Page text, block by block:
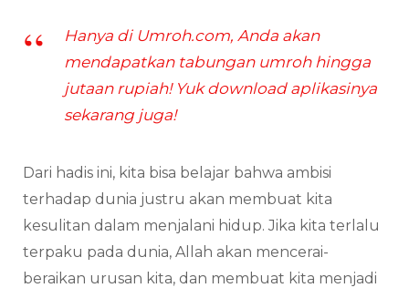
Hanya di Umroh.com, Anda akan
mendapatkan tabungan umroh hingga
jutaan rupiah! Yuk download aplikasinya
sekarang juga!
Dari hadis ini, kita bisa belajar bahwa ambisi
terhadap dunia justru akan membuat kita
kesulitan dalam menjalani hidup. Jika kita terlalu
terpaku pada dunia, Allah akan mencerai-
beraikan urusan kita, dan membuat kita menjadi